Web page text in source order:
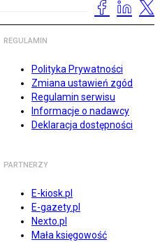
REGULAMIN
Polityka Prywatności
Zmiana ustawień zgód
Regulamin serwisu
Informacje o nadawcy
Deklaracja dostępności
PARTNERZY
E-kiosk.pl
E-gazety.pl
Nexto.pl
Mała księgowość